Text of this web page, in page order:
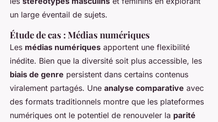
un large éventail de sujets.
Étude de cas : Médias numériques
Les médias numériques apportent une flexibilité
inédite. Bien que la diversité soit plus accessible, les
biais de genre persistent dans certains contenus
viralement partagés. Une analyse comparative avec
des formats traditionnels montre que les plateformes
numériques ont le potentiel de renouveler la parité